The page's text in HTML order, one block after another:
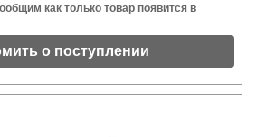
как только товар появится в
о поступлении